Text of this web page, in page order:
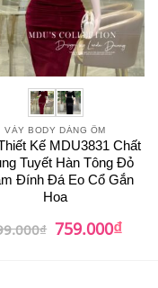
VÁY BODY DÁNG ÔM
Kế MDU3831 Chất
Tuyết Hàn Tông Đỏ
Đính Đá Eo Cổ Gắn
Hoa
₫ Giá
gốc
759.000₫Giá
hiện